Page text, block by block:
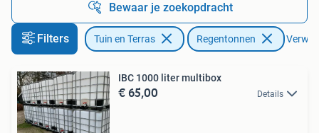
Bewaar je zoekopdracht
Filters Tuin en Terras Regentonnen
IBC 1000 liter multibox
€ 65,00 Details